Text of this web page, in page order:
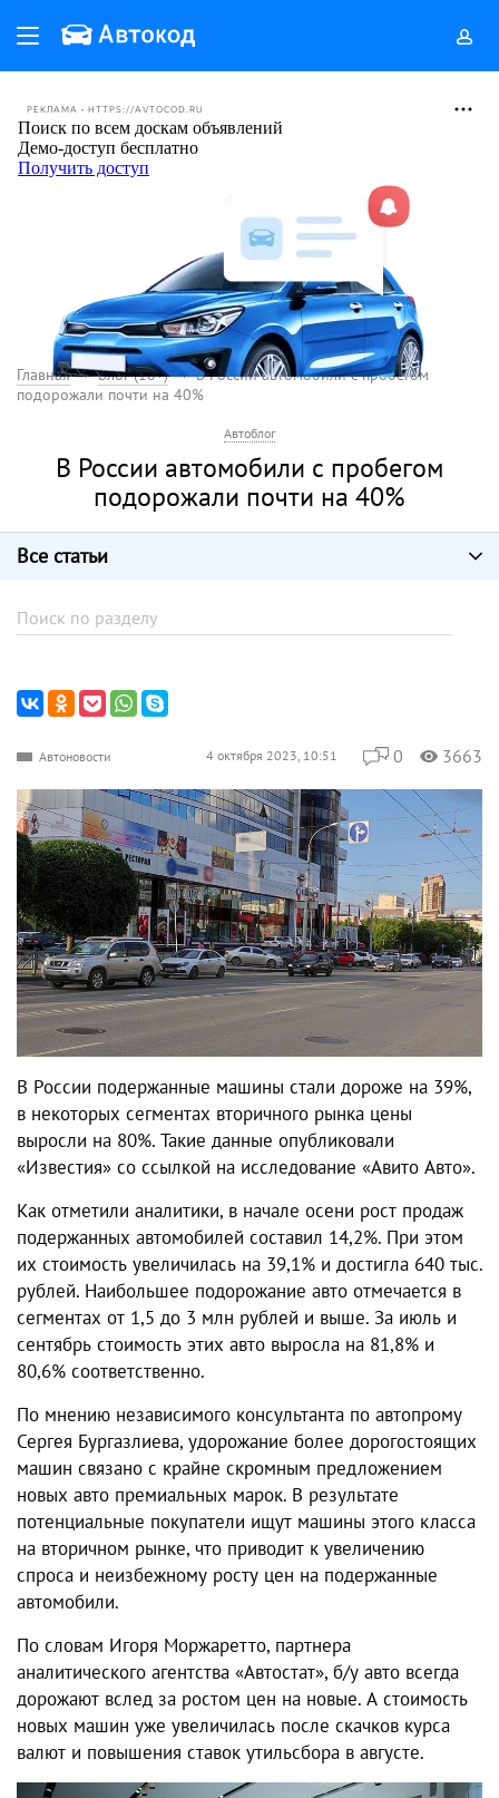
РЕКЛАМА • HTTPS://AVTOCOD.RU
Главная Блог (18+)
В России автомобили с пробегом
подорожали почти на 40%
Автоблог
В России автомобили с пробегом
подорожали почти на 40%
Все статьи
Автоновости 4 октября 2023, 10:51 0 3663
В России подержанные машины стали дороже на 39%,
в некоторых сегментах вторичного рынка цены
выросли на 80%. Такие данные опубликовали
«Известия» со ссылкой на исследование «Авито Авто».
Как отметили аналитики, в начале осени рост продаж
подержанных автомобилей составил 14,2%. При этом
их стоимость увеличилась на 39,1% и достигла 640 тыс.
рублей. Наибольшее подорожание авто отмечается в
сегментах от 1,5 до 3 млн рублей и выше. За июль и
сентябрь стоимость этих авто выросла на 81,8% и
80,6% соответственно.
По мнению независимого консультанта по автопрому
Сергея Бургазлиева, удорожание более дорогостоящих
машин связано с крайне скромным предложением
новых авто премиальных марок. В результате
потенциальные покупатели ищут машины этого класса
на вторичном рынке, что приводит к увеличению
спроса и неизбежному росту цен на подержанные
автомобили.
По словам Игоря Моржаретто, партнера
аналитического агентства «Автостат», б/у авто всегда
дорожают вслед за ростом цен на новые. А стоимость
новых машин уже увеличилась после скачков курса
валют и повышения ставок утильсбора в августе.